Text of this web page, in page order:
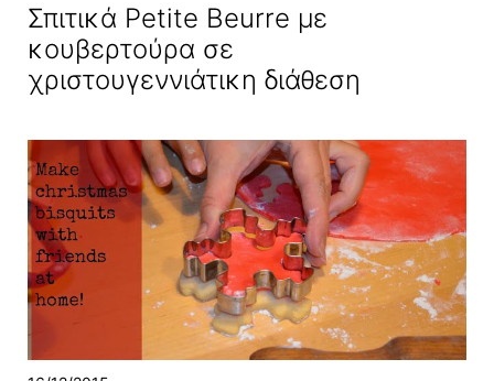
Σπιτικά Petite Beurre με
κουβερτούρα σε
χριστουγεννιάτικη διάθεση